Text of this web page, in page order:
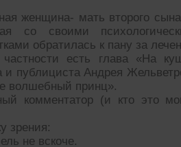
женщина- мать второго
со своими
обратилась к пану за
есть глава «На
и публициста Андрея
волшебный принц».
комментатор (и кто это
зрения:
не вскоче.